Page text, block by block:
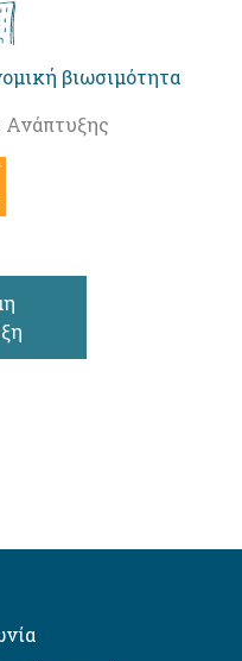
βιωσιμότητα
Ανάπτυξης